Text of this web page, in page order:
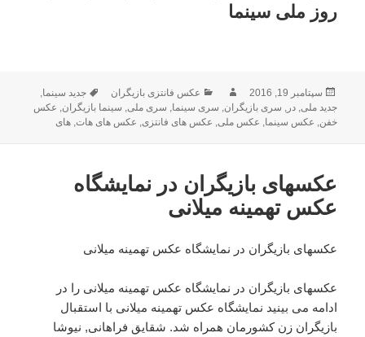
روز ملی سینما
ارسال
شده
در
سپتامبر 19, 2016 نویسندهدسته‌ها
عکس فانتزی بازیگران برچسب‌ها
جدید سینما,
جدید ملی,در, سری بازیگران, سری سینما, سری ملی, سینما بازیگران, عکس
خفن, عکس سینما, عکس ملی, عکس های فانتزی, عکس های هات,های
عکسهای بازیگران در نمایشگاه
عکس تهمینه میلانی
عکسهای بازیگران در نمایشگاه عکس تهمینه میلانی
عکسهای بازیگران در نمایشگاه عکس تهمینه میلانی را در
ادامه می بینید نمایشگاه عکس تهمینه میلانی با استقبال
بازیگران زن کشورمان همراه شد. شقایق فراهانی, نیوشا